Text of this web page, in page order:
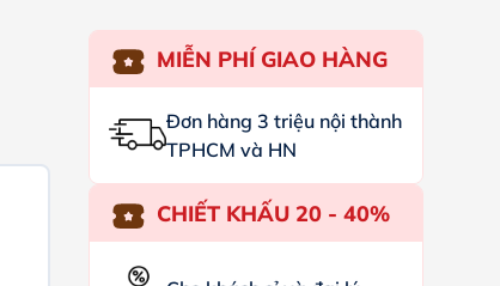
MIỄN PHÍ GIAO HÀNG
Đơn hàng 3 triệu nội thành
TPHCM và HN
CHIẾT KHẤU 20 - 40%